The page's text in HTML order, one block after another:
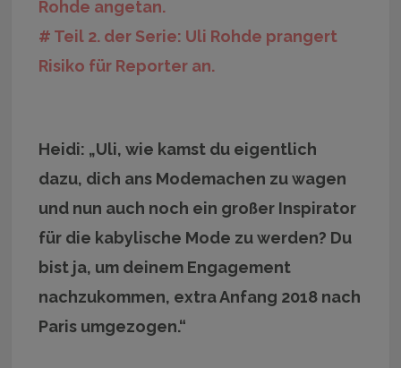
Rohde angetan.
# Teil 2. der Serie: Uli Rohde prangert
Risiko für Reporter an.
Heidi: „Uli, wie kamst du eigentlich
dazu, dich ans Modemachen zu wagen
und nun auch noch ein großer Inspirator
für die kabylische Mode zu werden? Du
bist ja, um deinem Engagement
nachzukommen, extra Anfang 2018 nach
Paris umgezogen.“